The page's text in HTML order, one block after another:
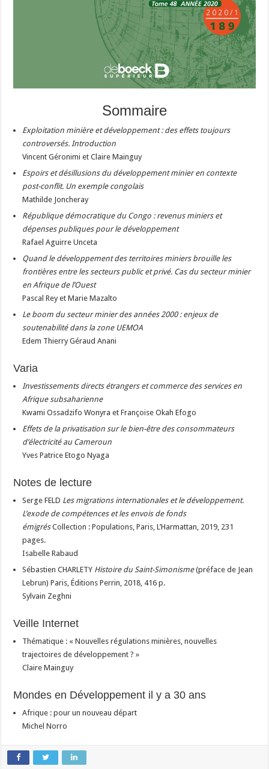
Sommaire
Exploitation minière et développement : des effets toujours
controversés. Introduction
Vincent Géronimi et Claire Mainguy
Espoirs et désillusions du développement minier en contexte
post-conflit. Un exemple congolais
Mathilde Joncheray
République démocratique du Congo : revenus miniers et
dépenses publiques pour le développement
Rafael Aguirre Unceta
Quand le développement des territoires miniers brouille les
frontières entre les secteurs public et privé. Cas du secteur minier
en Afrique de l’Ouest
Pascal Rey et Marie Mazalto
Le boom du secteur minier des années 2000 : enjeux de
soutenabilité dans la zone UEMOA
Edem Thierry Géraud Anani
Varia
Investissements directs étrangers et commerce des services en
Afrique subsaharienne
Kwami Ossadzifo Wonyra et Françoise Okah Efogo
Effets de la privatisation sur le bien-être des consommateurs
d’électricité au Cameroun
Yves Patrice Etogo Nyaga
Notes de lecture
Serge FELD Les migrations internationales et le développement.
L’exode de compétences et les envois de fonds
émigrésCollection : Populations, Paris, L’Harmattan, 2019, 231
pages.
Isabelle Rabaud
Sébastien CHARLETY Histoire du Saint-Simonisme(préface de Jean
Lebrun) Paris, Éditions Perrin, 2018, 416 p.
Sylvain Zeghni
Veille Internet
Thématique : « Nouvelles régulations minières, nouvelles
trajectoires de développement ? »
Claire Mainguy
Mondes en Développement il y a 30 ans
Afrique : pour un nouveau départ
Michel Norro